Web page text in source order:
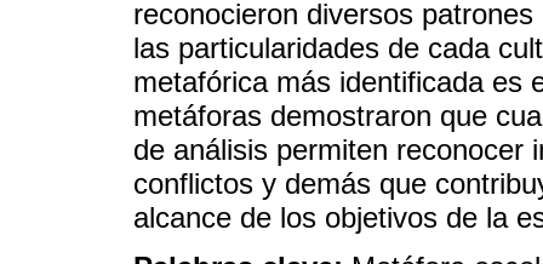
reconocieron diversos
las particularidades de cada
metafórica más identificada es
metáforas demostraron que
de análisis permiten reconocer
conflictos y demás que
alcance de los objetivos de la